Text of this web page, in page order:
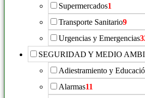
Supermercados1
Transporte Sanitario9
Urgencias y Emergencias
SEGURIDAD Y MEDIO
Adiestramiento y
Alarmas11